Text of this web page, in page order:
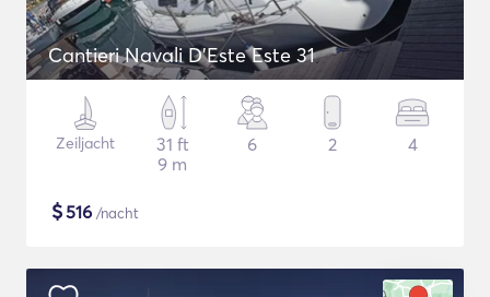
Cantieri Navali D'Este Este 31
Zeiljacht
31 ft
9 m
6 2 4
$516 /nacht